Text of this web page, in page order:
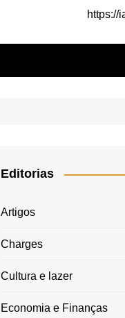
https://
Editorias
Artigos
Charges
Cultura e lazer
Economia e Finanças